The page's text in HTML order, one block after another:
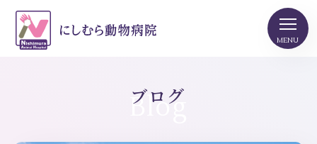
ブログ
Blog